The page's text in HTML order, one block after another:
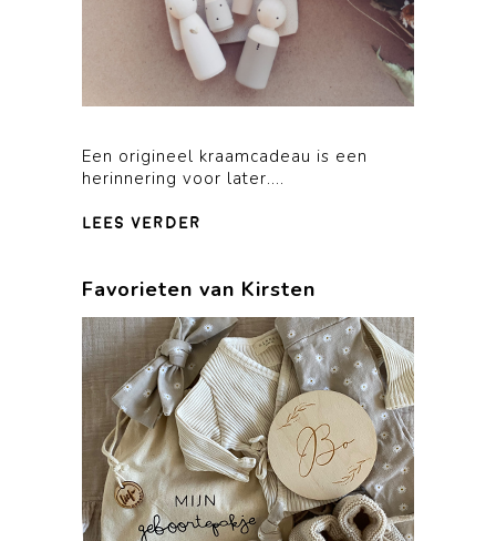
Een origineel kraamcadeau is een
herinnering voor later....
lees verder
Favorieten van Kirsten